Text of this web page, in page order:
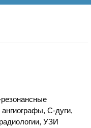
С-дуги,
УЗИ